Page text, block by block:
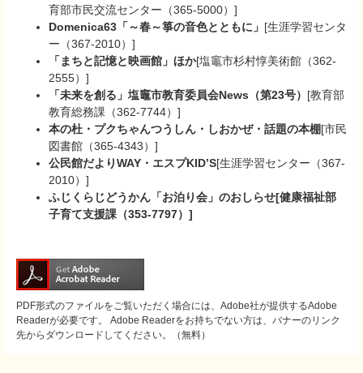
育部市民交流センター（365-5000）]
Domenica63「～春～箏の音色とともに」 [生涯学習センタ
ー（367-2010）]
「まちと記憶と映画館」ほか[塩竈市杉村惇美術館（362-
2555）]
「未来を創る」塩竈市教育委員会News（第23号） [教育部
教育総務課（362-7744）]
本の杜・プクちゃんつうしん・しおかぜ・話題の本棚[市民
図書館（365-4343）]
公民館だよりWAY・エスプKID’S[生涯学習センター（367-
2010）]
ふじくらじどうかん「お泊り会」のおしらせ[健康福祉部
子育て支援課（353-7797）]
PDF形式のファイルをご覧いただく場合には、Adobe社が提供するAdobe
Readerが必要です。
Adobe Readerをお持ちでない方は、バナーのリンク
先からダウンロードしてください。（無料）